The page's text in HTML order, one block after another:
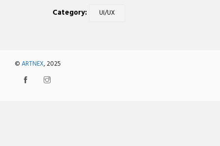
Category:
UI/UX
©ARTNEX, 2025